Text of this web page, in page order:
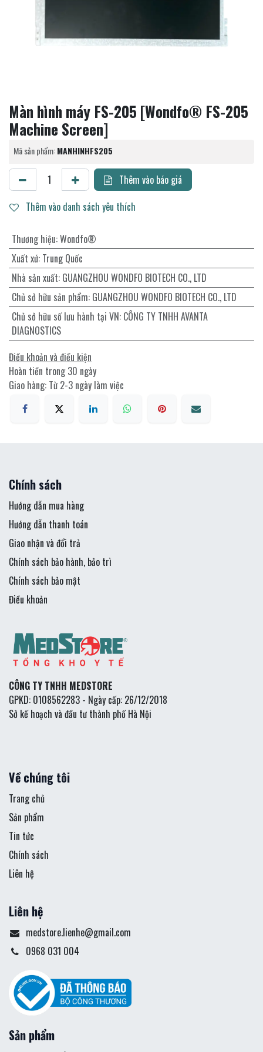
Màn hình máy FS-205 [Wondfo® FS-205
Machine Screen]
Mã sản phẩm:MANHINHFS205
Thêm vào báo giá
Thêm vào danh sách yêu thích
Thương hiệu:Wondfo®
Xuất xứ: Trung Quốc
Nhà sản xuất: GUANGZHOU WONDFO BIOTECH CO., LTD
Chủ sở hữu sản phẩm: GUANGZHOU WONDFO BIOTECH CO., LTD
Chủ sở hữu số lưu hành tại VN: CÔNG TY TNHH AVANTA
DIAGNOSTICS
Điều khoản và điều kiện
Hoàn tiền trong 30 ngày
Giao hàng: Từ 2-3 ngày làm việc
Chính sách
Hướng dẫn mua hàng
Hướng dẫn thanh toán
Giao nhận và đổi trả
Chính sách bảo hành, bảo trì
Chính sách bảo mật
Điều khoản
CÔNG TY TNHH MEDSTORE
GPKD: 0108562283 - Ngày cấp: 26/12/2018
Sở kế hoạch và đầu tư thành phố Hà Nội
Về chúng tôi
Trang chủ
Sản phẩm
Tin tức
Chính sách
Liên hệ
Liên hệ
medstore.lienhe@gmail.com
0968 031 004
Sản phẩm